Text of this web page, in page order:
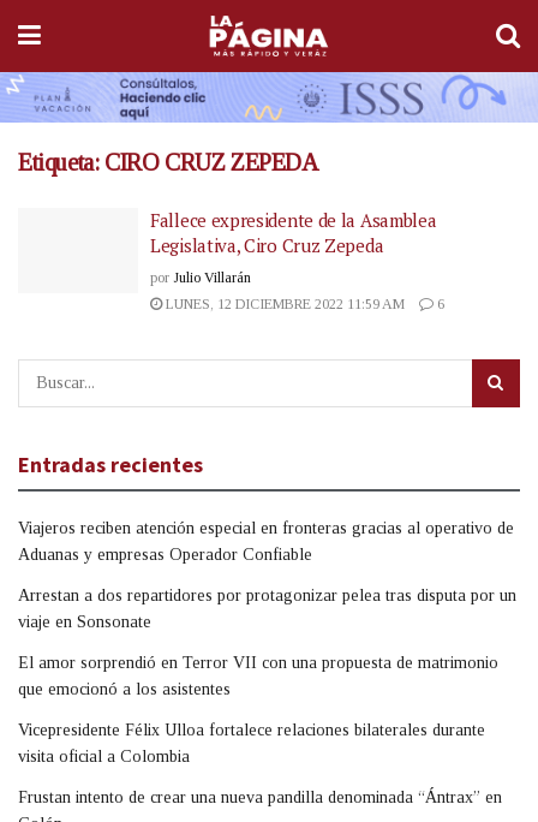
Etiqueta: CIRO CRUZ ZEPEDA
Fallece expresidente de la Asamblea
Legislativa, Ciro Cruz Zepeda
por Julio Villarán
LUNES, 12 DICIEMBRE 2022 11:59 AM
6
Entradas recientes
Viajeros reciben atención especial en fronteras gracias al operativo de
Aduanas y empresas Operador Confiable
Arrestan a dos repartidores por protagonizar pelea tras disputa por un
viaje en Sonsonate
El amor sorprendió en Terror VII con una propuesta de matrimonio
que emocionó a los asistentes
Vicepresidente Félix Ulloa fortalece relaciones bilaterales durante
visita oficial a Colombia
Frustan intento de crear una nueva pandilla denominada “Ántrax” en